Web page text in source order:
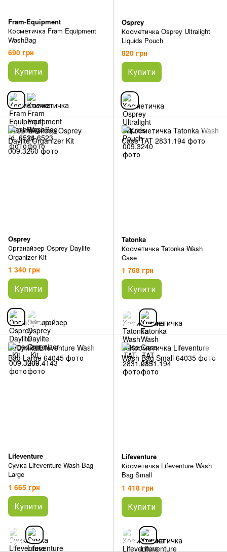
Fram-Equipment
Косметичка Fram Equipment
WashBag
690 грн
Купити
Osprey
Косметичка Osprey Ultralight
Liquids Pouch
820 грн
Купити
Osprey
Органайзер Osprey Daylite
Organizer Kit
1 340 грн
Купити
Tatonka
Косметичка Tatonka Wash
Case
1 768 грн
Купити
Lifeventure
Сумка Lifeventure Wash Bag
Large
1 665 грн
Купити
Lifeventure
Косметичка Lifeventure Wash
Bag Small
1 418 грн
Купити